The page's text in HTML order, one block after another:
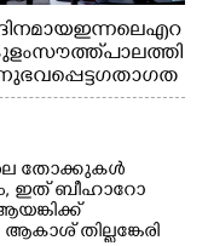
ഇന്നലെ എറ
സൗത്ത് പാലത്തി
ഗതാഗത
തോക്കുകൾ
ഇത് ബീഹാറോ
തില്ലങ്കേരി